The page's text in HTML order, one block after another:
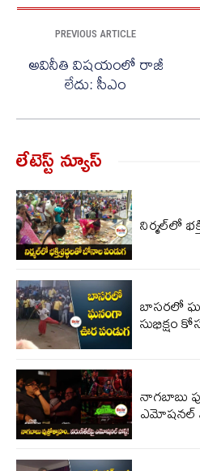
PREVIOUS ARTICLE
అవినీతి విషయంలో రాజీ
లేదు: సీఎం
లేటెస్ట్ న్యూస్‌
నిర్మల్‌లో
బాసరలో
సుభిక్షం
నాగ‌బాబు
ఎమోష‌న‌ల్